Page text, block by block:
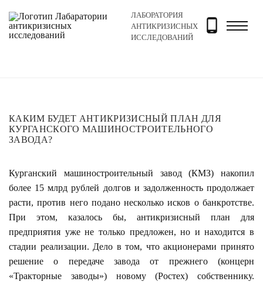
ЛАБОРАТОРИЯ
АНТИКРИЗИСНЫХ
ИССЛЕДОВАНИЙ
Главная Новости и блог Новости Каким будет
КАКИМ БУДЕТ АНТИКРИЗИСНЫЙ ПЛАН ДЛЯ
КУРГАНСКОГО МАШИНОСТРОИТЕЛЬНОГО
ЗАВОДА?
Курганский машиностроительный завод (КМЗ) накопил
более 15 млрд рублей долгов и задолженность продолжает
расти, против него подано несколько исков о банкротстве.
При этом, казалось бы, антикризисный план для
предприятия уже не только предложен, но и находится в
стадии реализации. Дело в том, что акционерами принято
решение о передаче завода от прежнего (концерн
«Тракторные заводы») новому (Ростех) собственнику.